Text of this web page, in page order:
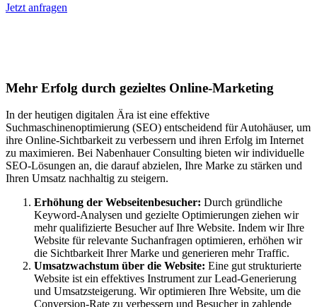
Jetzt anfragen
Mehr Erfolg durch gezieltes Online-Marketing
In der heutigen digitalen Ära ist eine effektive
Suchmaschinenoptimierung (SEO) entscheidend für Autohäuser, um
ihre Online-Sichtbarkeit zu verbessern und ihren Erfolg im Internet
zu maximieren. Bei Nabenhauer Consulting bieten wir individuelle
SEO-Lösungen an, die darauf abzielen, Ihre Marke zu stärken und
Ihren Umsatz nachhaltig zu steigern.
Erhöhung der Webseitenbesucher: Durch gründliche
Keyword-Analysen und gezielte Optimierungen ziehen wir
mehr qualifizierte Besucher auf Ihre Website. Indem wir Ihre
Website für relevante Suchanfragen optimieren, erhöhen wir
die Sichtbarkeit Ihrer Marke und generieren mehr Traffic.
Umsatzwachstum über die Website: Eine gut strukturierte
Website ist ein effektives Instrument zur Lead-Generierung
und Umsatzsteigerung. Wir optimieren Ihre Website, um die
Conversion-Rate zu verbessern und Besucher in zahlende